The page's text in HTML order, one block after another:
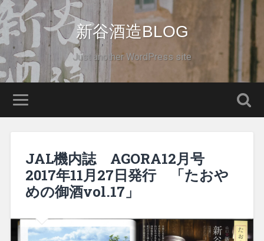
新谷酒造BLOG
Just another WordPress site
JAL機内誌 AGORA12月号
2017年11月27日発行 「たおや
めの御酒vol.17」